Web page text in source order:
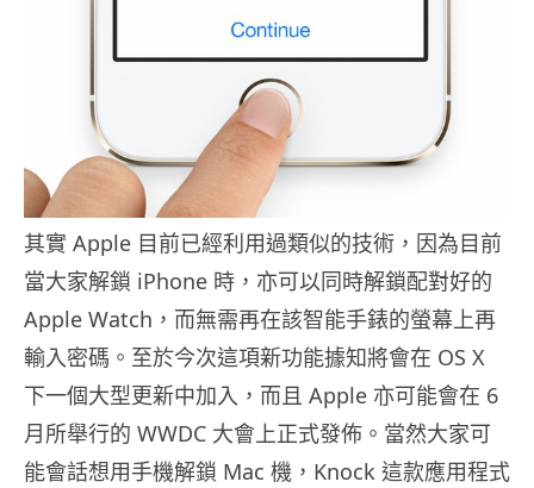
其實 Apple 目前已經利用過類似的技術，因為目前
當大家解鎖 iPhone 時，亦可以同時解鎖配對好的
Apple Watch，而無需再在該智能手錶的螢幕上再
輸入密碼。至於今次這項新功能據知將會在 OS X
下一個大型更新中加入，而且 Apple 亦可能會在 6
月所舉行的 WWDC 大會上正式發佈。當然大家可
能會話想用手機解鎖 Mac 機，Knock 這款應用程式